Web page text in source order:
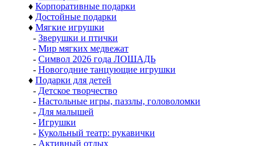
♦ Корпоративные подарки
♦ Достойные подарки
♦ Мягкие игрушки
- Зверушки и птички
- Мир мягких медвежат
- Символ 2026 года ЛОШАДЬ
- Новогодние танцующие игрушки
♦ Подарки для детей
- Детское творчество
- Настольные игры, паззлы, головоломки
- Для малышей
- Игрушки
- Кукольный театр: рукавички
- Активный отдых